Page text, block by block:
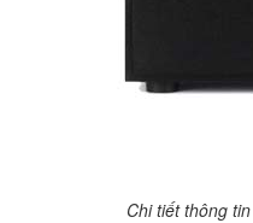
Chi tiết thông